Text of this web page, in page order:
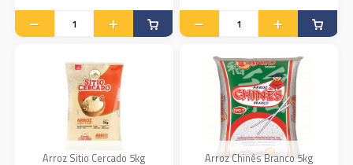
Arroz Sitio Cercado 5kg Arroz Chinês Branco 5kg